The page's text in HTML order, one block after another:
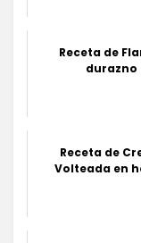
Receta de
durazno
Receta de
Volteada en